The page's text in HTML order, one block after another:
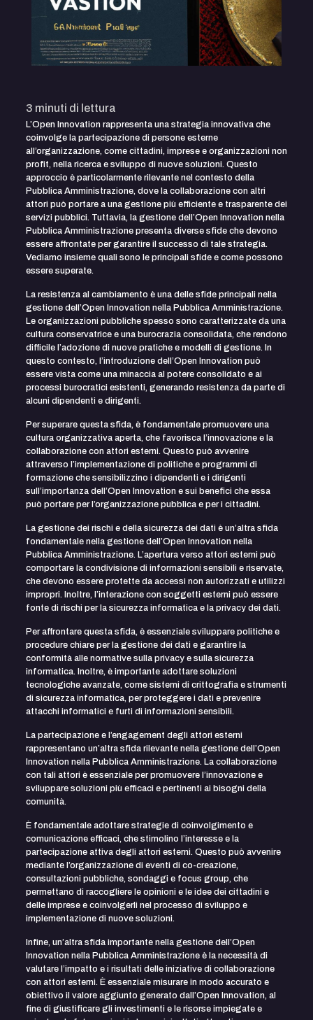
3 minuti di lettura
L’Open Innovation rappresenta una strategia innovativa che
coinvolge la partecipazione di persone esterne
all’organizzazione, come cittadini, imprese e organizzazioni non
profit, nella ricerca e sviluppo di nuove soluzioni. Questo
approccio è particolarmente rilevante nel contesto della
Pubblica Amministrazione, dove la collaborazione con altri
attori può portare a una gestione più efficiente e trasparente dei
servizi pubblici. Tuttavia, la gestione dell’Open Innovation nella
Pubblica Amministrazione presenta diverse sfide che devono
essere affrontate per garantire il successo di tale strategia.
Vediamo insieme quali sono le principali sfide e come possono
essere superate.
La resistenza al cambiamento è una delle sfide principali nella
gestione dell’Open Innovation nella Pubblica Amministrazione.
Le organizzazioni pubbliche spesso sono caratterizzate da una
cultura conservatrice e una burocrazia consolidata, che rendono
difficile l’adozione di nuove pratiche e modelli di gestione. In
questo contesto, l’introduzione dell’Open Innovation può
essere vista come una minaccia al potere consolidato e ai
processi burocratici esistenti, generando resistenza da parte di
alcuni dipendenti e dirigenti.
Per superare questa sfida, è fondamentale promuovere una
cultura organizzativa aperta, che favorisca l’innovazione e la
collaborazione con attori esterni. Questo può avvenire
attraverso l’implementazione di politiche e programmi di
formazione che sensibilizzino i dipendenti e i dirigenti
sull’importanza dell’Open Innovation e sui benefici che essa
può portare per l’organizzazione pubblica e per i cittadini.
La gestione dei rischi e della sicurezza dei dati è un’altra sfida
fondamentale nella gestione dell’Open Innovation nella
Pubblica Amministrazione. L’apertura verso attori esterni può
comportare la condivisione di informazioni sensibili e riservate,
che devono essere protette da accessi non autorizzati e utilizzi
impropri. Inoltre, l’interazione con soggetti esterni può essere
fonte di rischi per la sicurezza informatica e la privacy dei dati.
Per affrontare questa sfida, è essenziale sviluppare politiche e
procedure chiare per la gestione dei dati e garantire la
conformità alle normative sulla privacy e sulla sicurezza
informatica. Inoltre, è importante adottare soluzioni
tecnologiche avanzate, come sistemi di crittografia e strumenti
di sicurezza informatica, per proteggere i dati e prevenire
attacchi informatici e furti di informazioni sensibili.
La partecipazione e l’engagement degli attori esterni
rappresentano un’altra sfida rilevante nella gestione dell’Open
Innovation nella Pubblica Amministrazione. La collaborazione
con tali attori è essenziale per promuovere l’innovazione e
sviluppare soluzioni più efficaci e pertinenti ai bisogni della
comunità.
È fondamentale adottare strategie di coinvolgimento e
comunicazione efficaci, che stimolino l’interesse e la
partecipazione attiva degli attori esterni. Questo può avvenire
mediante l’organizzazione di eventi di co-creazione,
consultazioni pubbliche, sondaggi e focus group, che
permettano di raccogliere le opinioni e le idee dei cittadini e
delle imprese e coinvolgerli nel processo di sviluppo e
implementazione di nuove soluzioni.
Infine, un’altra sfida importante nella gestione dell’Open
Innovation nella Pubblica Amministrazione è la necessità di
valutare l’impatto e i risultati delle iniziative di collaborazione
con attori esterni. È essenziale misurare in modo accurato e
obiettivo il valore aggiunto generato dall’Open Innovation, al
fine di giustificare gli investimenti e le risorse impiegate e